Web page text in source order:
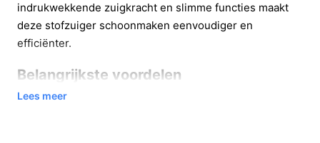
indrukwekkende zuigkracht en slimme functies maakt
deze stofzuiger schoonmaken eenvoudiger en
efficiënter.
Belangrijkste voordelen
Deze stofzuiger biedt tal van voordelen die het
Lees meer